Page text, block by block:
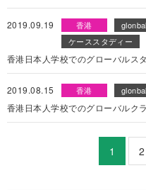
2019.09.19 香港
ケーススタディー
香港日本人学校でのグローバルス
2019.08.15 香港
香港日本人学校でのグローバルク
1 2